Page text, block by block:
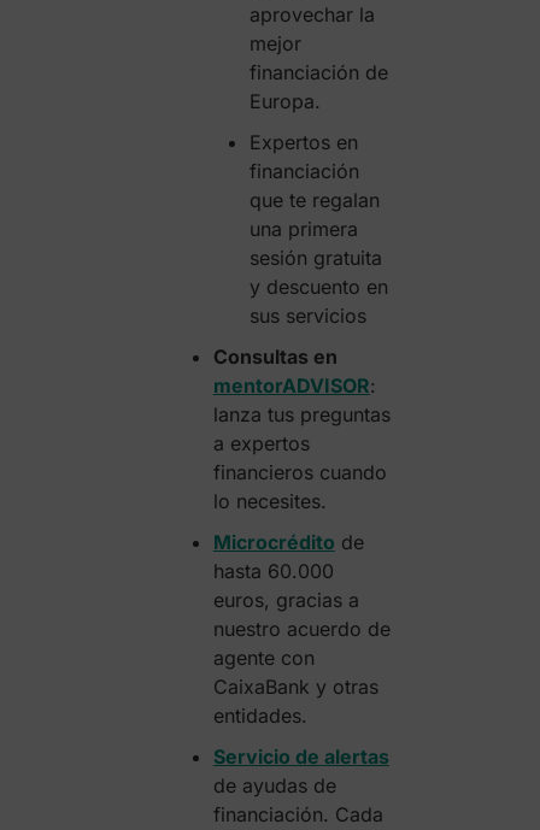
aprovechar la
mejor
financiación de
Europa.
Expertos en
financiación
que te regalan
una primera
sesión gratuita
y descuento en
sus servicios
Consultas en
mentorADVISOR:
lanza tus preguntas
a expertos
financieros cuando
lo necesites.
Microcrédito de
hasta 60.000
euros, gracias a
nuestro acuerdo de
agente con
CaixaBank y otras
entidades.
Servicio de alertas
de ayudas de
financiación. Cada